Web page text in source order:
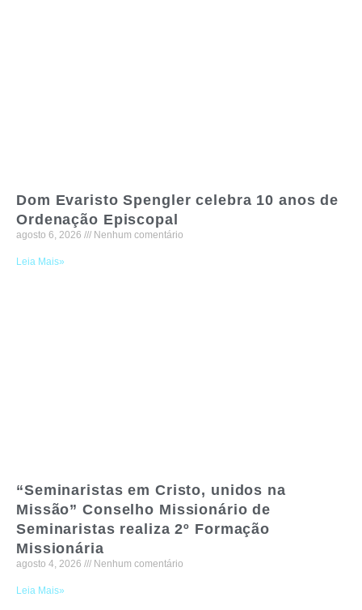
Dom Evaristo Spengler celebra 10 anos de
Ordenação Episcopal
agosto 6, 2026 Nenhum comentário
Leia Mais»
“Seminaristas em Cristo, unidos na
Missão” Conselho Missionário de
Seminaristas realiza 2º Formação
Missionária
agosto 4, 2026 Nenhum comentário
Leia Mais»